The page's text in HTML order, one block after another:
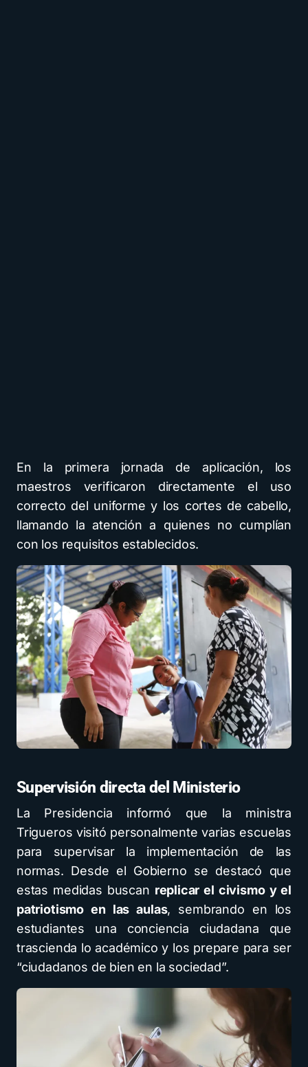
En la primera jornada de aplicación, los
maestros verificaron directamente el uso
correcto del uniforme y los cortes de cabello,
llamando la atención a quienes no cumplían
con los requisitos establecidos.
Supervisión directa del Ministerio
La Presidencia informó que la ministra
Trigueros visitó personalmente varias escuelas
para supervisar la implementación de las
normas. Desde el Gobierno se destacó que
estas medidas buscan replicar el civismo y el
patriotismo en las aulas, sembrando en los
estudiantes una conciencia ciudadana que
trascienda lo académico y los prepare para ser
“ciudadanos de bien en la sociedad”.